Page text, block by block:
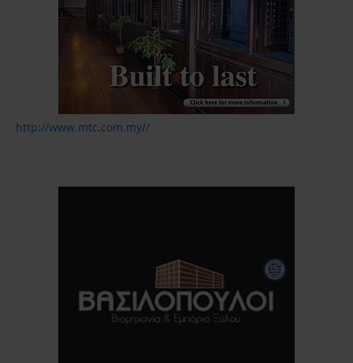
http://www.mtc.com.my//